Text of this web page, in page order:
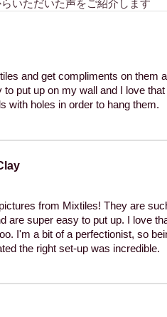
いただいた声をご紹介します
and get compliments on them
put up on my wall and I love that
with holes in order to hang them.
from Mixtiles! They are
are super easy to put up. I love
I'm a bit of a perfectionist, so
the right set-up was incredible.